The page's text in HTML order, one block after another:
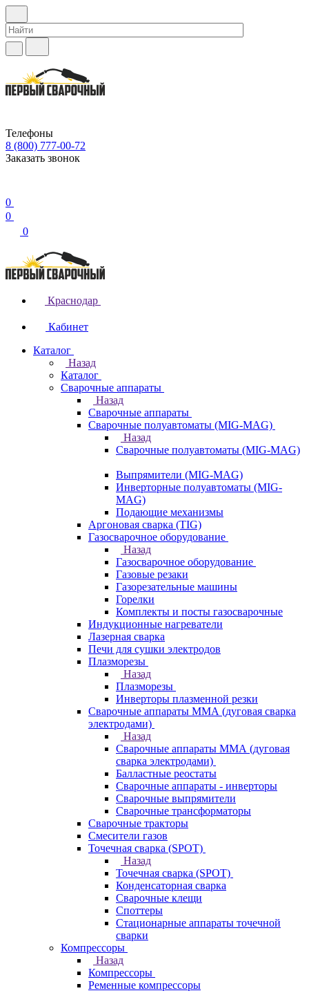
Телефоны
8 (800) 777-00-72
Заказать звонок
0
0
0
Краснодар
Кабинет
Каталог
Назад
Каталог
Сварочные аппараты
Назад
Сварочные аппараты
Сварочные полуавтоматы (MIG-MAG)
Назад
Сварочные полуавтоматы (MIG-MAG)
Выпрямители (MIG-MAG)
Инверторные полуавтоматы (MIG-
MAG)
Подающие механизмы
Аргоновая сварка (TIG)
Газосварочное оборудование
Назад
Газосварочное оборудование
Газовые резаки
Газорезательные машины
Горелки
Комплекты и посты газосварочные
Индукционные нагреватели
Лазерная сварка
Печи для сушки электродов
Плазморезы
Назад
Плазморезы
Инверторы плазменной резки
Сварочные аппараты ММА (дуговая сварка
электродами)
Назад
Сварочные аппараты ММА (дуговая
сварка электродами)
Балластные реостаты
Сварочные аппараты - инверторы
Сварочные выпрямители
Сварочные трансформаторы
Сварочные тракторы
Смесители газов
Точечная сварка (SPOT)
Назад
Точечная сварка (SPOT)
Конденсаторная сварка
Сварочные клещи
Споттеры
Стационарные аппараты точечной
сварки
Компрессоры
Назад
Компрессоры
Ременные компрессоры